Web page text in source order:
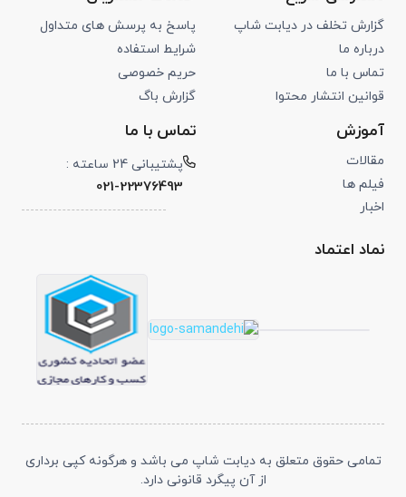
گزارش تخلف در دیابت شاپ
درباره ما
تماس با ما
قوانین انتشار محتوا
پاسخ به پرسش های متداول
شرایط استفاده
حریم خصوصی
گزارش باگ
آموزش
مقالات
فیلم ها
اخبار
تماس با ما
پشتیبانی 24 ساعته :
021-22376493
نماد اعتماد
تمامی حقوق متعلق به دیابت شاپ می باشد و هرگونه کپی برداری
از آن پیگرد قانونی دارد.